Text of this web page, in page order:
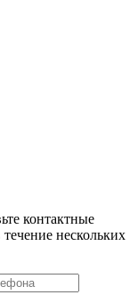
контактные
нескольких